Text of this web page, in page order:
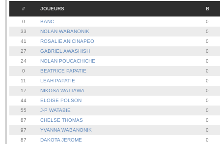
# JOUEURS B
0 BANC
0
33
NOLAN WABANONIK
0
41
ROSALIE ANICINAPEO
0
27
GABRIEL AWASHISH
0
24
NOLAN POUCACHICHE
0
0
BEATRICE PAPATIE
0
11
LEAH PAPATIE
0
17
NIKOSA WATTAWA
0
44
ELOISE POLSON
0
55
J-P WATABIE
0
87
CHELSE THOMAS
0
97
YVANNA WABANONIK
0
87
DAKOTA JEROME
0